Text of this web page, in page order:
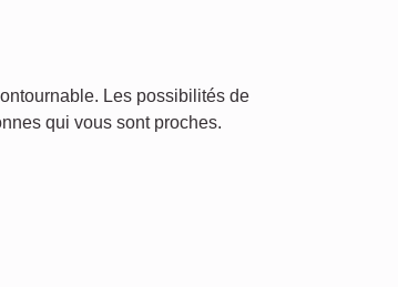
Les possibilités de
qui vous sont proches.